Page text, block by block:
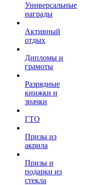
Универсальные
награды
Активный
отдых
Дипломы и
грамоты
Разрядные
книжки и
значки
ГТО
Призы из
акрила
Призы и
подарки из
стекла